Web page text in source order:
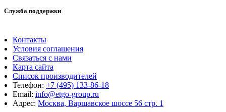
Служба поддержки
Контакты
Условия соглашения
Связаться с нами
Карта сайта
Список производителей
Телефон: +7 (495) 133-86-18
Email: info@etgo-group.ru
Адрес: Москва, Варшавское шоссе 56 стр. 1